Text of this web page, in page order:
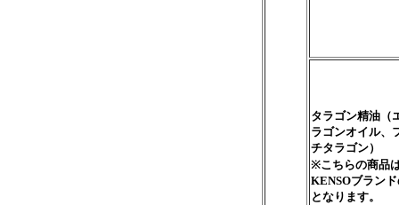
タラゴン精油（
ラゴンオイル、
チタラゴン）
※こちらの商品
KENSOブラン
となります。